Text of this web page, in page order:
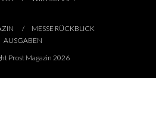
MESSE RÜCKBLICK
AUSGABEN
Prost Magazin 2026